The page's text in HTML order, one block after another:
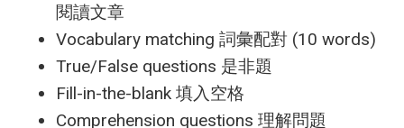
閱讀文章
Vocabulary matching 詞彙配對 (10 words)
True/False questions 是非題
Fill-in-the-blank 填入空格
Comprehension questions 理解問題